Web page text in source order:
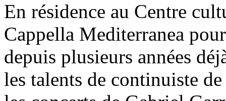
En résidence au Centre
Cappella Mediterranea
depuis plusieurs années
les talents de continuiste